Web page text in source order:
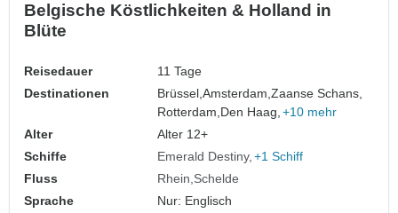
Belgische Köstlichkeiten & Holland in
Blüte
Reisedauer
11 Tage
Destinationen
Brüssel,Amsterdam,Zaanse Schans,
Rotterdam,Den Haag, +10 mehr
Alter
Alter 12+
Schiffe
Emerald Destiny +1 Schiff
Fluss
Rhein Schelde
Sprache
Nur: Englisch